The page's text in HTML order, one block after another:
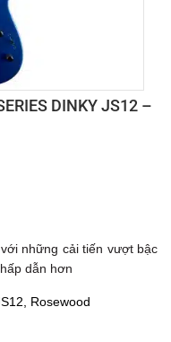
DINKY JS12 –
với những cải tiến vượt bậc
dẫn hơn
Rosewood